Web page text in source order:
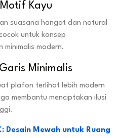
Kayu
suasana hangat dan natural
untuk konsep
minimalis modern.
Minimalis
plafon terlihat lebih modern
membantu menciptakan ilusi
Desain Mewah untuk Ruang